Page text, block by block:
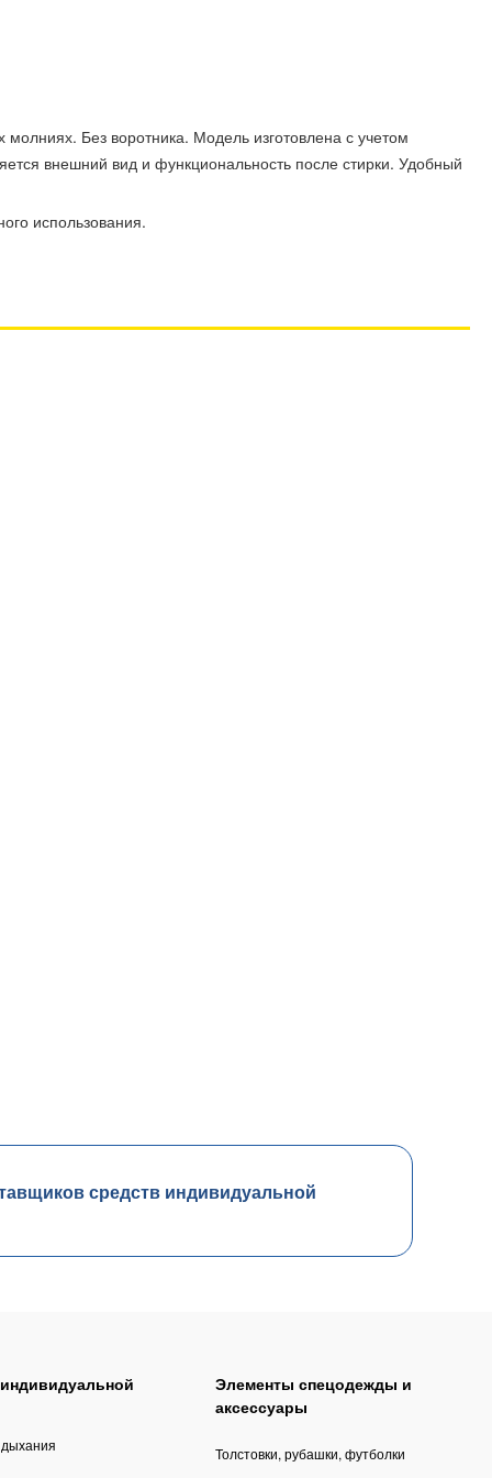
Без воротника. Модель изготовлена с учетом
внешний вид и функциональность после стирки. Удобный
использования.
средств индивидуальной
Элементы спецодежды и
аксессуары
Толстовки, рубашки, футболки